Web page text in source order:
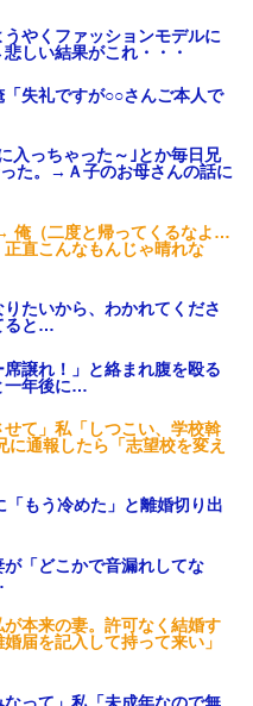
うやくファッションモデルに
しい結果がこれ・・・
失礼ですが○○さんご本人で
入っちゃった～｣とか毎日兄
た。→Ａ子のお母さんの話に
俺（二度と帰ってくるなよ…
直こんなもんじゃ晴れな
たいから、わかれてくださ
ると…
譲れ！」と絡まれ腹を殴る
一年後に…
て」私「しつこい、学校斡
通報したら「志望校を変え
もう冷めた」と離婚切り出
「どこかで音漏れしてな
本来の妻。許可なく結婚す
届を記入して持って来い」
って」私「未成年なので無